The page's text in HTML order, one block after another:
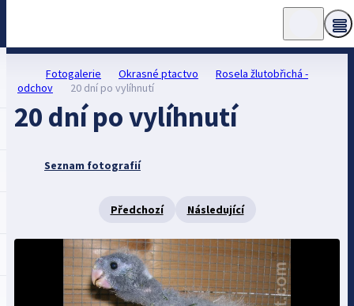
Fotogalerie Okrasné ptactvo
Rosela žlutobřichá -
odchov
20 dní po vylíhnutí
20 dní po vylíhnutí
Seznam fotografií
Předchozí Následující